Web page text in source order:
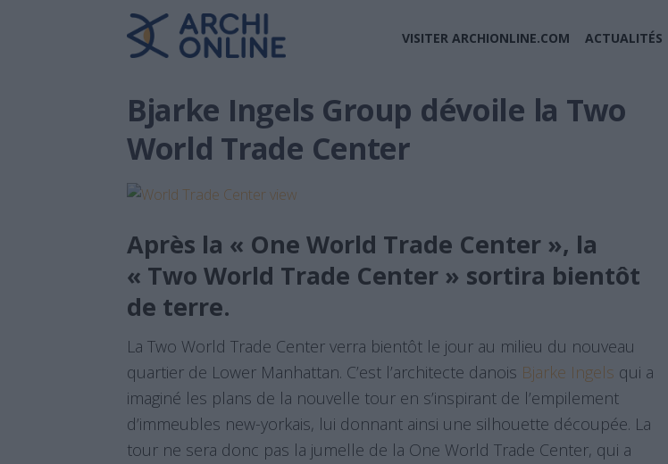
VISITER ARCHIONLINE.COM ACTUALITÉS
Bjarke Ingels Group dévoile la Two
World Trade Center
Après la « One World Trade Center », la
« Two World Trade Center » sortira bientôt
de terre.
La Two World Trade Center verra bientôt le jour au milieu du nouveau
quartier de Lower Manhattan. C’est l’architecte danois Bjarke Ingels qui a
imaginé les plans de la nouvelle tour en s’inspirant de l’empilement
d’immeubles new-yorkais, lui donnant ainsi une silhouette découpée. La
tour ne sera donc pas la jumelle de la One World Trade Center, qui a